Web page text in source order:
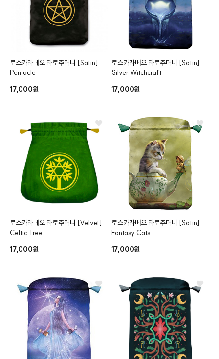
카드로스카라베오 타로주머니 [Satin]
Pentacle
17,000원
로스카라베오 타로주머니 [Satin]
Silver Witchcraft
17,000원
로스카라베오 타로주머니 [Velvet]
Celtic Tree
17,000원
로스카라베오 타로주머니 [Satin]
Fantasy Cats
17,000원